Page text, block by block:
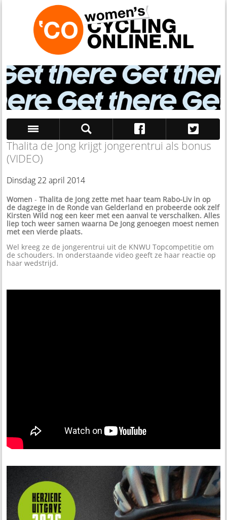
Zoek
Thalita de Jong krijgt jongerentrui als bonus
(VIDEO)
Dinsdag 22 april 2014
Women -Thalita de Jong zette met haar team Rabo-Liv in op
de dagzege in de Ronde van Gelderland en probeerde ook zelf
Kirsten Wild nog een keer met een aanval te verschalken. Alles
liep toch weer samen waarna De Jong genoegen moest nemen
met een vierde plaats.
Wel kreeg ze de jongerentrui uit de KNWU Topcompetitie om
de schouders. In onderstaande video geeft ze haar reactie op
haar wedstrijd.